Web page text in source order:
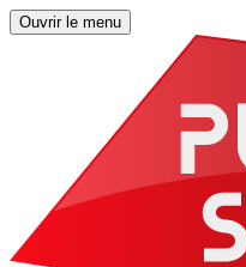
Ouvrir le menu